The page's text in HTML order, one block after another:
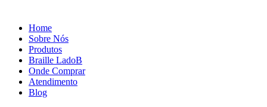
Home
Sobre Nós
Produtos
Braille LadoB
Onde Comprar
Atendimento
Blog